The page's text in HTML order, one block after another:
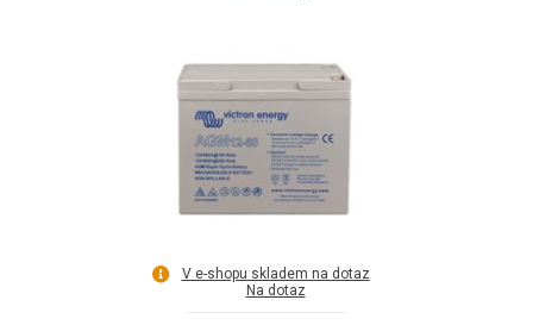
V e-shopu skladem na dotaz
Na dotaz